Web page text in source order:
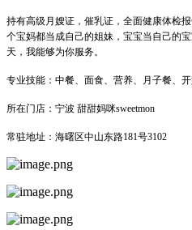
持有高级月嫂证，催乳证，全面健康体检
个宝妈都当成自己的姐妹，宝宝当自己的
天，我能够为你服务。
专业技能：中餐、面食、营养、月子餐、
所在门店：宁波 甜甜妈咪sweetmon
常驻地址：海曙区中山东路181号3102